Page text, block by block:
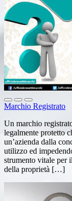
Marchio Registrato
Un marchio
legalmente protetto
un’azienda dalla
utilizzo ed
strumento vitale per
della proprietà […]